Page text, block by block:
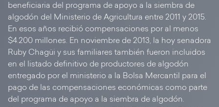
beneficiaria del programa de apoyo a la siembra de
algodón del Ministerio de Agricultura entre 2011 y 2015.
En esos años recibió compensaciones por al menos
$4.200 millones. En noviembre de 2013, la hoy senadora
Ruby Chagüi y sus familiares también fueron incluidos
en el listado definitivo de productores de algodón
entregado por el ministerio a la Bolsa Mercantil para el
pago de las compensaciones económicas como parte
del programa de apoyo a la siembra de algodón.